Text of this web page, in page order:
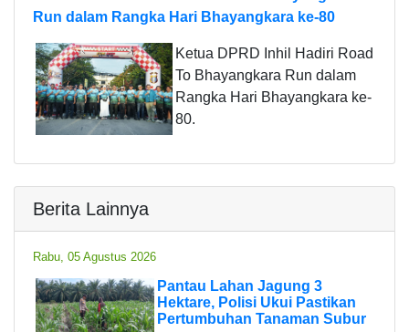
Run dalam Rangka Hari Bhayangkara ke-80
Ketua DPRD Inhil Hadiri Road
To Bhayangkara Run dalam
Rangka Hari Bhayangkara ke-
80.
Berita Lainnya
Rabu, 05 Agustus 2026
Pantau Lahan Jagung 3
Hektare, Polisi Ukui Pastikan
Pertumbuhan Tanaman Subur